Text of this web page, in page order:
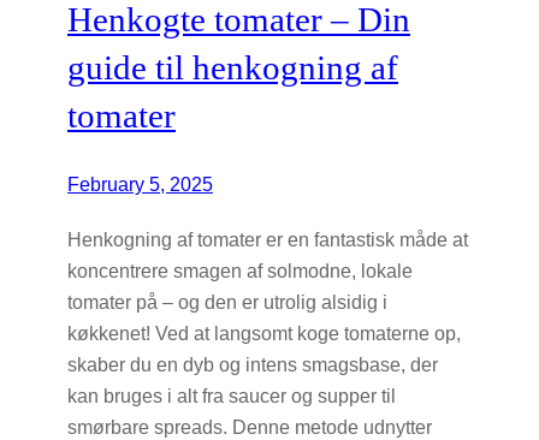
Henkogte tomater – Din
guide til henkogning af
tomater
February 5, 2025
Henkogning af tomater er en fantastisk måde at
koncentrere smagen af solmodne, lokale
tomater på – og den er utrolig alsidig i
køkkenet! Ved at langsomt koge tomaterne op,
skaber du en dyb og intens smagsbase, der
kan bruges i alt fra saucer og supper til
smørbare spreads. Denne metode udnytter